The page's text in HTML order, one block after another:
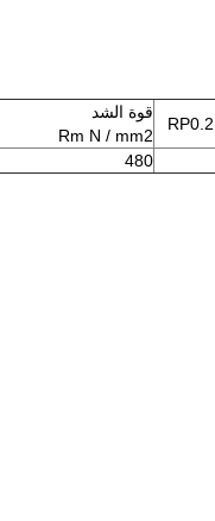
قوة الشد
Rm N / mm2
480